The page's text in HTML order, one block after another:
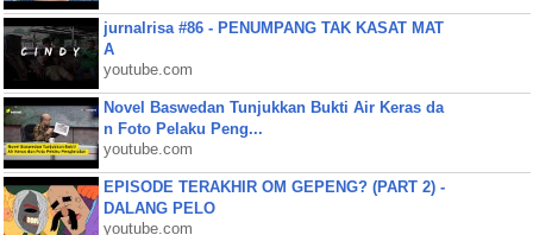
jurnalrisa #86 - PENUMPANG TAK KASAT MAT
A
youtube.com
Novel Baswedan Tunjukkan Bukti Air Keras da
n Foto Pelaku Peng...
youtube.com
EPISODE TERAKHIR OM GEPENG? (PART 2) -
DALANG PELO
youtube.com